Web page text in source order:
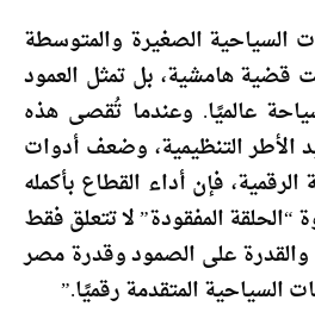
السياحية الصغيرة والمتوسطة
قضية هامشية، بل تمثل العمود
عالميًا. وعندما تُقصى هذه
الأطر التنظيمية، وضعف أدوات
فإن أداء القطاع بأكمله
المفقودة” لا تتعلق فقط
والقدرة على الصمود وقدرة مصر
السياحية المتقدمة رقميًا.”